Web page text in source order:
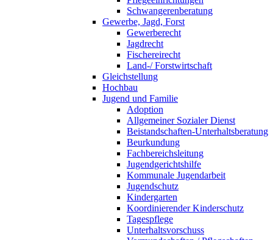
Schwangerenberatung
Gewerbe, Jagd, Forst
Gewerberecht
Jagdrecht
Fischereirecht
Land-/ Forstwirtschaft
Gleichstellung
Hochbau
Jugend und Familie
Adoption
Allgemeiner Sozialer Dienst
Beistandschaften-Unterhaltsberatung
Beurkundung
Fachbereichsleitung
Jugendgerichtshilfe
Kommunale Jugendarbeit
Jugendschutz
Kindergarten
Koordinierender Kinderschutz
Tagespflege
Unterhaltsvorschuss